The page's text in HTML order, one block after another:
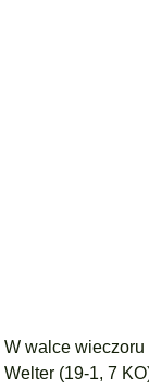
W walce wieczoru
Welter (19-1, 7